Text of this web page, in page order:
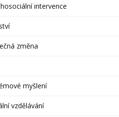
intervence
změna
myšlení
vzdělávání